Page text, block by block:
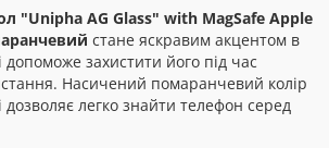
"Unipha AG Glass" with MagSafe Apple
стане яскравим акцентом в
допоможе захистити його під час
Насичений помаранчевий колір
дозволяє легко знайти телефон серед